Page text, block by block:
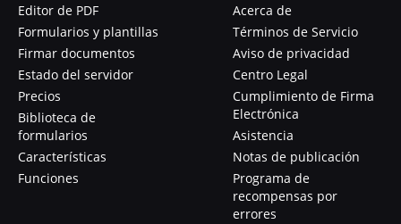
Editor de PDF
Formularios y plantillas
Firmar documentos
Estado del servidor
Precios
Biblioteca de
formularios
Características
Funciones
Acerca de
Términos de Servicio
Aviso de privacidad
Centro Legal
Cumplimiento de Firma
Electrónica
Asistencia
Notas de publicación
Programa de
recompensas por
errores